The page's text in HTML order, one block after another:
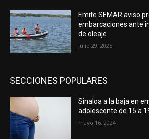
Emite SEMAR aviso
embarcaciones ante
de oleaje
julio 29, 2025
SECCIONES POPULARES
Sinaloa a la baja en
adolescente de 15 a
mayo 16, 2024